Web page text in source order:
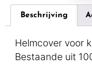
Beschrijving
Helmcover voor
Bestaande uit